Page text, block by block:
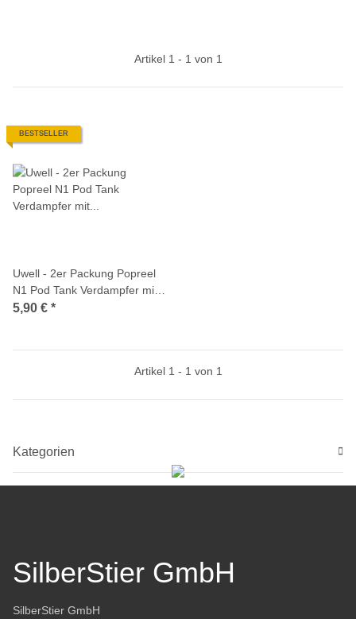
Artikel 1 - 1 von 1
BESTSELLER
Uwell - 2er Packung Popreel
N1 Pod Tank Verdampfer mit
2ml Füllvolumen
5,90 € *
Artikel 1 - 1 von 1
Kategorien
SilberStier GmbH
SilberStier GmbH